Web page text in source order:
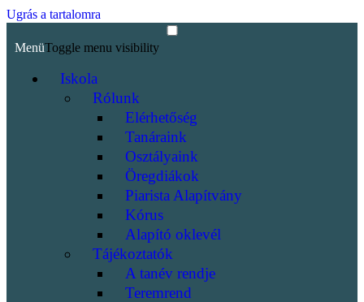
Ugrás a tartalomra
MenüToggle menu visibility
Iskola
Rólunk
Elérhetőség
Tanáraink
Osztályaink
Öregdiákok
Piarista Alapítvány
Kórus
Alapító oklevél
Tájékoztatók
A tanév rendje
Teremrend